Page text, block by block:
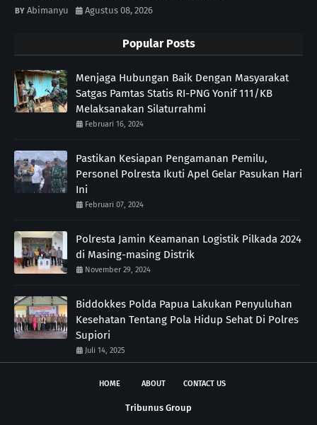
Abimanyu Agustus 08, 2026
Popular Posts
Menjaga Hubungan Baik Dengan Masyarakat
Satgas Pamtas Statis RI-PNG Yonif 111/KB
Melaksanakan Silaturrahmi
Februari 16, 2024
Pastikan Kesiapan Pengamanan Pemilu,
Personel Polresta Ikuti Apel Gelar Pasukan Hari
Ini
Februari 07, 2024
Polresta Jamin Keamanan Logistik Pilkada 2024
di Masing-masing Distrik
November 29, 2024
Biddokkes Polda Papua Lakukan Penyuluhan
Kesehatan Tentang Pola Hidup Sehat Di Polres
Supiori
Juli 14, 2025
HOME ABOUT CONTACT US
Tribunus Group